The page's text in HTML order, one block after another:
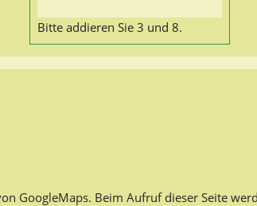
Bitte addieren Sie 3 und 8.
GoogleMaps. Beim Aufruf dieser Seite